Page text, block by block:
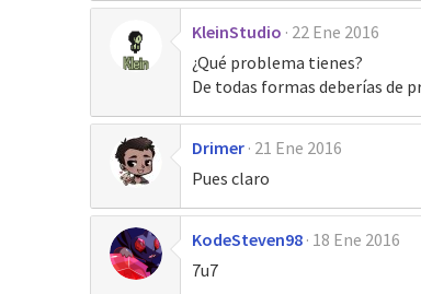
KleinStudio 22 Ene 2016
¿Qué problema tienes?
De todas formas deberías de
Drimer 21 Ene 2016
Pues claro
KodeSteven98 18 Ene 2016
7u7